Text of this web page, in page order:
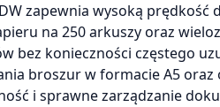
zapewnia wysoką
na 250 arkuszy oraz
bez konieczności częstego
broszur w formacie A5 oraz
i sprawne zarządzanie